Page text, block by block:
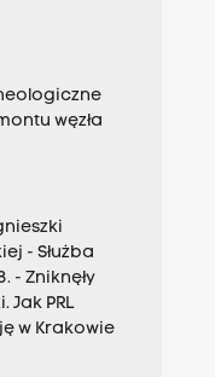
węzła
- Służba
- Zniknęły
Jak PRL
w Krakowie